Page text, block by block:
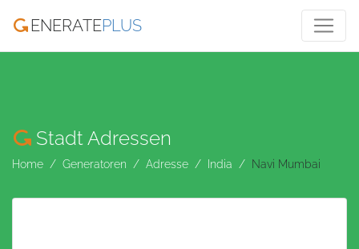
ENERATEPLUS
Stadt Adressen
Home Generatoren Adresse India Navi Mumbai